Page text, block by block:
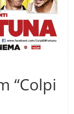
“Colpi